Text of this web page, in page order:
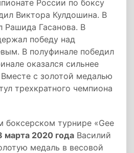
России по боксу
Виктора Кулдошина. В
Рашида Гасанова. В
победу над
В полуфинале победил
оказался сильнее
с золотой медалью
трехкратного чемпиона
турнире «Gee
марта 2020 года Василий
медаль в весовой